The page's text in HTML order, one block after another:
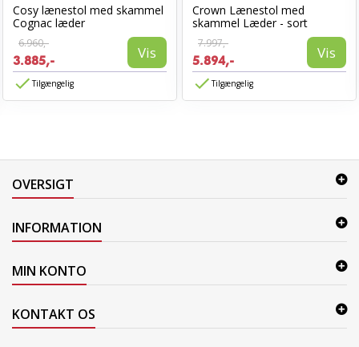
Cosy lænestol med skammel
Cognac læder
6.960,-
3.885,- Vis
Tilgængelig
Crown Lænestol med
skammel Læder - sort
7.997,-
5.894,- Vis
Tilgængelig
OVERSIGT
INFORMATION
MIN KONTO
KONTAKT OS